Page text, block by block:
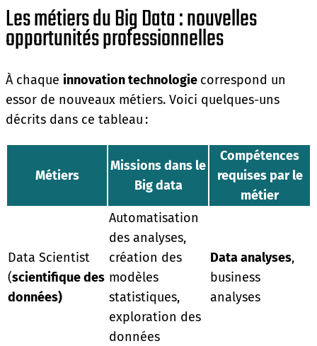
Les métiers du Big Data : nouvelles
opportunités professionnelles
À chaque innovation technologie correspond un
essor de nouveaux métiers. Voici quelques-uns
décrits dans ce tableau :
Métiers
Missions dans le
Big data
Compétences
requises par le
métier
Data Scientist
(scientifique des
données)
Automatisation
des analyses,
création des
modèles
statistiques,
exploration des
données
Data analyses,
business
analyses